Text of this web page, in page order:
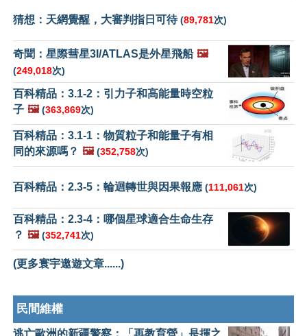
猜想：天網覺醒，大審判指日可待(89,781次)
奇聞：星際彗星3I/ATLAS是外星飛船 🖼️
(249,018次)
百科精品：3.1-2：引力子和高能量時空粒
子 🖼️ (363,869次)
百科精品：3.1-1：物質粒子和能量子有相
同的來源嗎？ 🖼️ (352,758次)
百科精品：2.3-5：輪迴轉世與因果報應 (111,061次)
百科精品：2.3-4：哪個星球適合生命生存
？ 🖼️ (352,741次)
(更多寰宇遨遊文章......)
民間維權
逃亡歐洲的新疆警察：「再教育營」是揮之